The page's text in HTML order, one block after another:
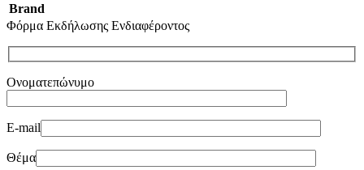
Brand
Φόρμα Εκδήλωσης Ενδιαφέροντος
Ονοματεπώνυμο
E-mail
Θέμα